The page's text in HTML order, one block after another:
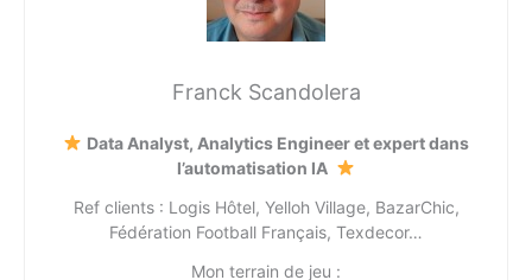
Franck Scandolera
Data Analyst, Analytics Engineer et expert dans
l’automatisation IA
Ref clients : Logis Hôtel, Yelloh Village, BazarChic,
Fédération Football Français, Texdecor…
Mon terrain de jeu :